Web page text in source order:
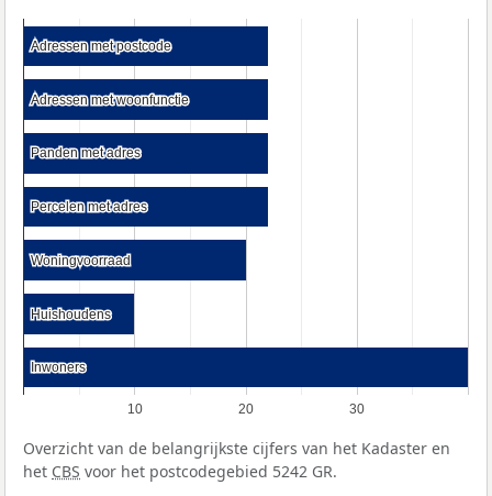
10 20 30
Adressen met postcode
Adressen met postcode
Adressen met woonfunctie
Adressen met woonfunctie
Panden met adres
Panden met adres
Percelen met adres
Percelen met adres
Woningvoorraad
Woningvoorraad
Huishoudens
Huishoudens
Inwoners
Inwoners
Overzicht van de belangrijkste cijfers van het Kadaster en
het CBS voor het postcodegebied 5242 GR.